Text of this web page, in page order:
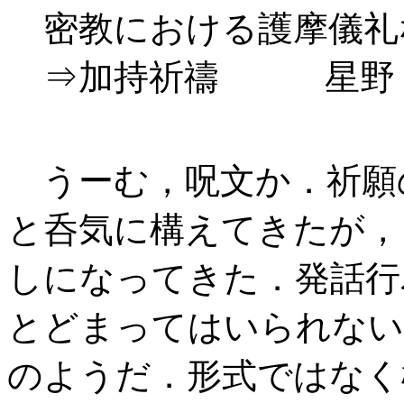
密教における護摩儀
⇒加持祈禱 星野
うーむ，呪文か．祈
と呑気に構えてきたが
しになってきた．発話
とどまってはいられな
のようだ．形式ではな